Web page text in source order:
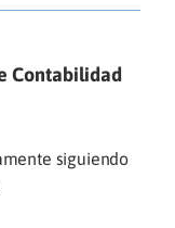
Contabilidad
siguiendo